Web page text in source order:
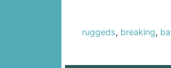
ruggeds, breaking,